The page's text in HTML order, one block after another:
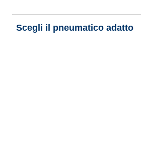
Scegli il pneumatico adatto